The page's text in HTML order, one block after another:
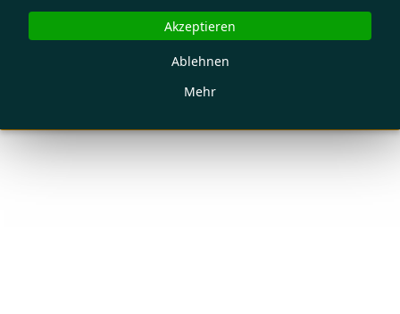
Mehr
Ablehnen
Akzeptieren